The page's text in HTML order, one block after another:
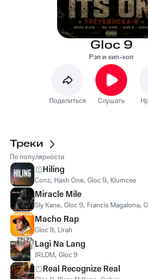
Gloc 9
Рэп и хип-хоп
Поделиться Слушать
Треки
По популярности
Hiling
Conz, Hash One, Gloc 9, Klumcee
Miracle Mile
Sly Kane, Gloc 9, Francis Magalona,
Macho Rap
Gloc 9, Lirah
Lagi Na Lang
JRLDM, Gloc 9
Real Recognize Real